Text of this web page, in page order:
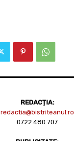
REDACȚIA:
redactia@bistriteanul.ro
0722.480.707